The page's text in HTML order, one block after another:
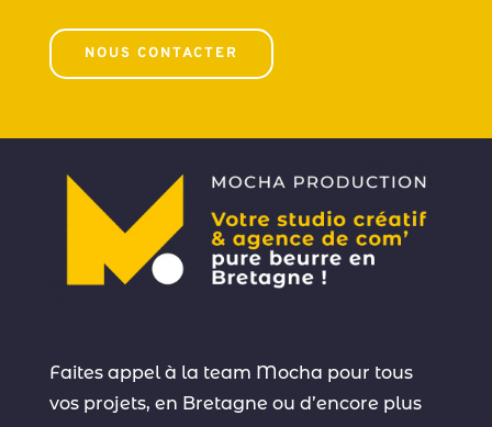
NOUS CONTACTER
Faites appel à la team Mocha pour tous
vos projets, en Bretagne ou d’encore plus